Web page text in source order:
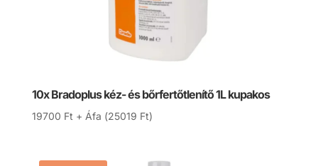
10x Bradoplus kéz- és bőrfertőtlenítő 1L kupakos
19700 Ft + Áfa (25019 Ft)